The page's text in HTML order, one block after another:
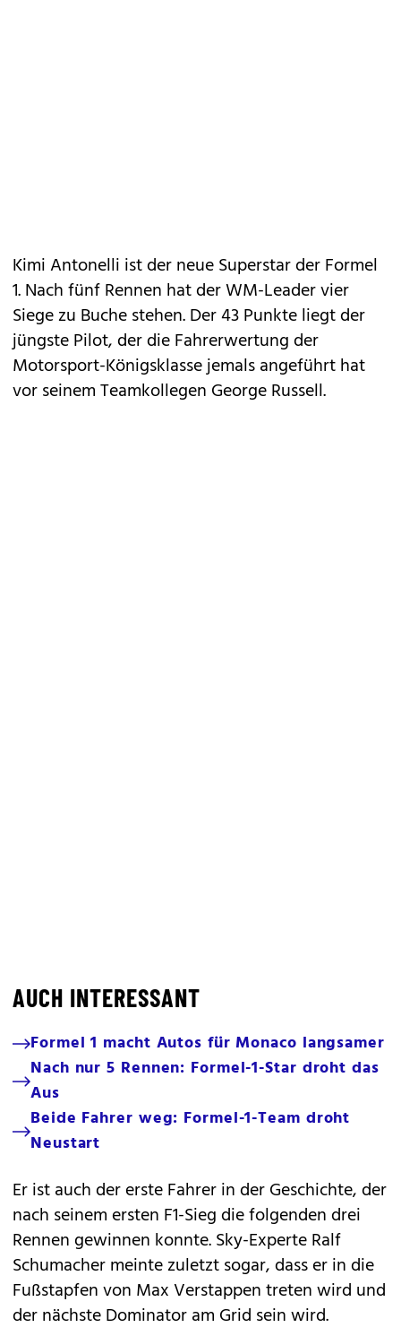
Kimi Antonelli ist der neue Superstar der Formel
1. Nach fünf Rennen hat der WM-Leader vier
Siege zu Buche stehen. Der 43 Punkte liegt der
jüngste Pilot, der die Fahrerwertung der
Motorsport-Königsklasse jemals angeführt hat
vor seinem Teamkollegen George Russell.
AUCH INTERESSANT
Formel 1 macht Autos für Monaco langsamer
Nach nur 5 Rennen: Formel-1-Star droht das
Aus
Beide Fahrer weg: Formel-1-Team droht
Neustart
Er ist auch der erste Fahrer in der Geschichte, der
nach seinem ersten F1-Sieg die folgenden drei
Rennen gewinnen konnte. Sky-Experte Ralf
Schumacher meinte zuletzt sogar, dass er in die
Fußstapfen von Max Verstappen treten wird und
der nächste Dominator am Grid sein wird.